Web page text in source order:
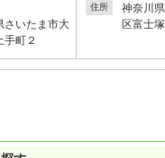
さいたま市大
手町２
住所
神奈川
区富士塚